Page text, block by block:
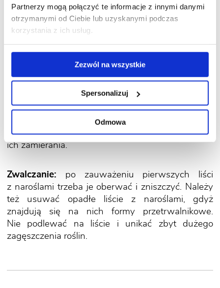
Partnerzy mogą połączyć te informacje z innymi danymi
otrzymanymi od Ciebie lub uzyskanymi podczas
korzystania z ich usług.
Zezwól na wszystkie
Spersonalizuj
Odmowa
azalie, które rosną w zbyt dużym zagęszczeniu.
Rozwojowi tego grzyba sprzyja wysoka
wilgotność.
na liściach oraz pędach (zwłaszcza
najmłodszych) pojawiają się zgrubienia i narośla.
Zdarza się, że guz jest większy niż zaatakowany
liść. W początkowym stadium zgrubienia są
zielone, następnie przebarwiają się kolor rdzawy.
Porażone liście opadają. Powłocznik azaliowy
szpeci krzewy, ale też może być przyczyną
ich zamierania.
Zwalczanie: po zauważeniu pierwszych liści
z naroślami trzeba je oberwać i zniszczyć. Należy
też usuwać opadłe liście z naroślami, gdyż
znajdują się na nich formy przetrwalnikowe.
Nie podlewać na liście i unikać zbyt dużego
zagęszczenia roślin.